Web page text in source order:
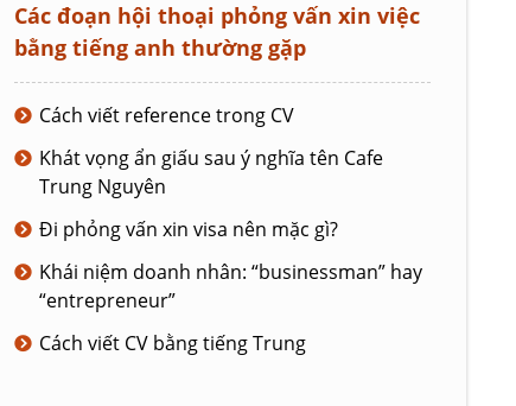
Các đoạn hội thoại phỏng vấn xin việc
bằng tiếng anh thường gặp
Cách viết reference trong CV
Khát vọng ẩn giấu sau ý nghĩa tên Cafe
Trung Nguyên
Đi phỏng vấn xin visa nên mặc gì?
Khái niệm doanh nhân: “businessman” hay
“entrepreneur”
Cách viết CV bằng tiếng Trung